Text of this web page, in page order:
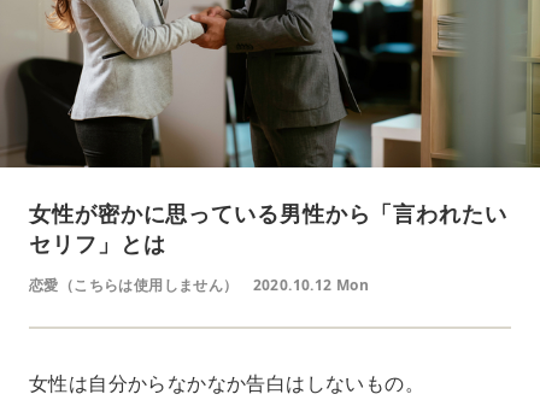
女性が密かに思っている男性から「言われたい
セリフ」とは
恋愛（こちらは使用しません） 2020.10.12 Mon
女性は自分からなかなか告白はしないもの。